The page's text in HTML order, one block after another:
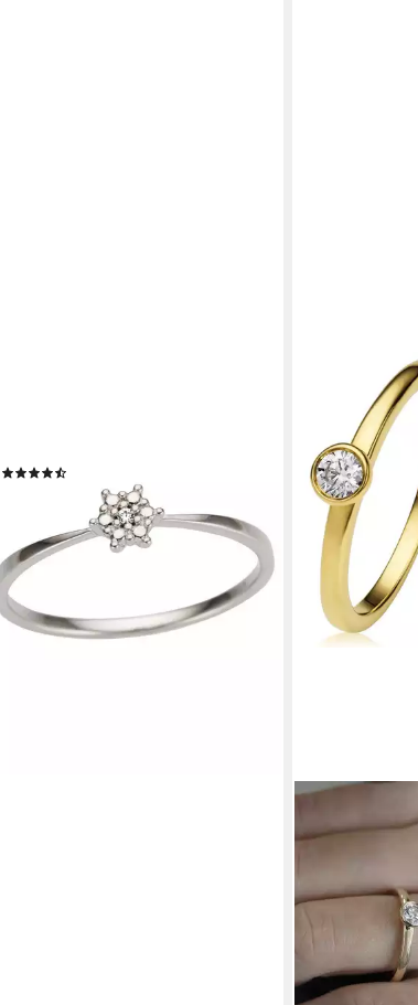
UVP253,45 €
lieferbar - in 1-2 Werktagen bei dir